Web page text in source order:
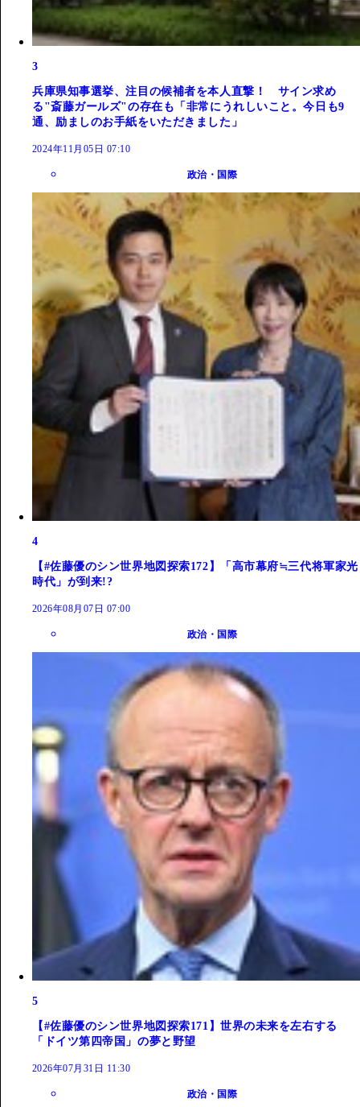
3
兵庫県知事選挙、注目の候補者を本人直撃！ サイン求め
る"斎藤ガールズ"の存在も「非常にうれしいこと。今日も9
通、励ましのお手紙をいただきました」
2024年11月05日 07:10
政治・国際
4
【#佐藤優のシン世界地図探索172】「高市幕府≒三代将軍家光
時代」が到来!?
2026年08月07日 07:00
政治・国際
5
【#佐藤優のシン世界地図探索171】世界の未来を左右する
「ドイツ第四帝国」の夢と野望
2026年07月31日 11:30
政治・国際